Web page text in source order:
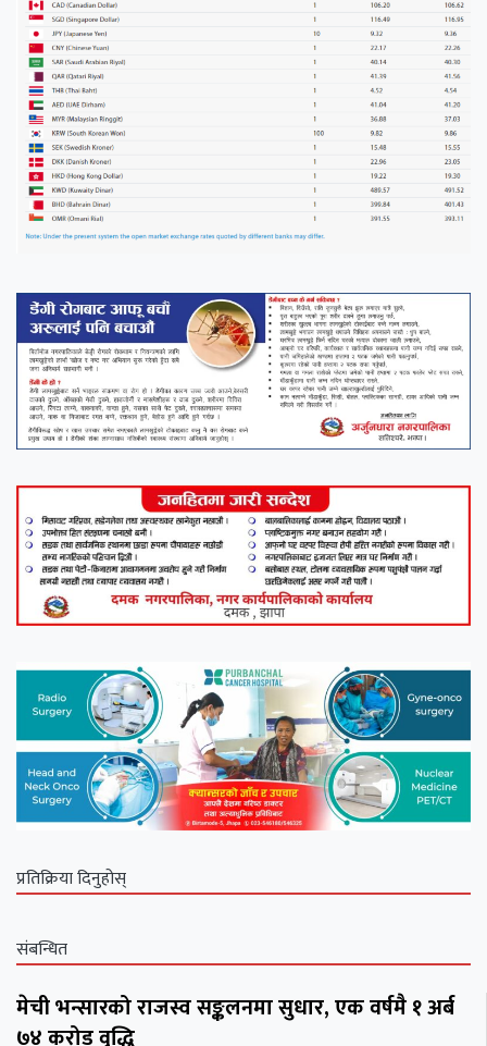
प्रतिक्रिया दिनुहोस्
संबन्धित
मेची भन्सारको राजस्व सङ्कलनमा सुधार, एक वर्षमै १ अर्ब
७४ करोड वृद्धि